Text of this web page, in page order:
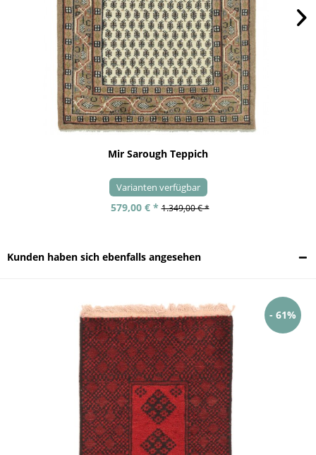
Mir Sarough Teppich
Varianten verfügbar
579,00 € * 1.349,00 € *
Kunden haben sich ebenfalls angesehen
- 61%